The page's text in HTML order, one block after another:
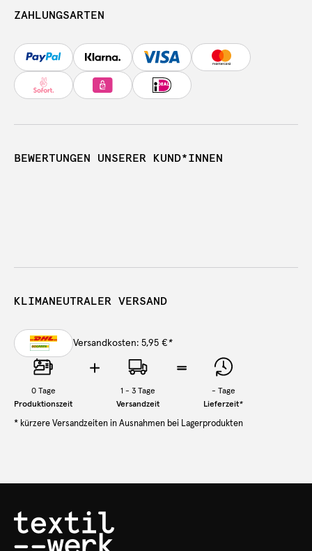
ZAHLUNGSARTEN
BEWERTUNGEN UNSERER KUND*INNEN
KLIMANEUTRALER VERSAND
Versandkosten: 5,95 €*
0Tage
Produktionszeit
1 - 3 Tage
Versandzeit
- Tage
Lieferzeit*
* kürzere Versandzeiten in Ausnahmen bei Lagerprodukten